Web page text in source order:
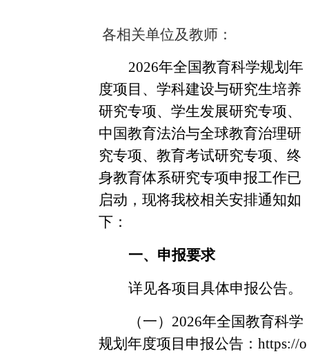
各相关单位及教师：
2026年全国教育科学规划年
度项目、学科建设与研究生培养
研究专项、学生发展研究专项、
中国教育法治与全球教育治理研
究专项、教育考试研究专项、终
身教育体系研究专项申报工作已
启动，现将我校相关安排通知如
下：
一、申报要求
详见各项目具体申报公告。
（一） 2026年全国教育科学
规划年度项目申报公告：https://o